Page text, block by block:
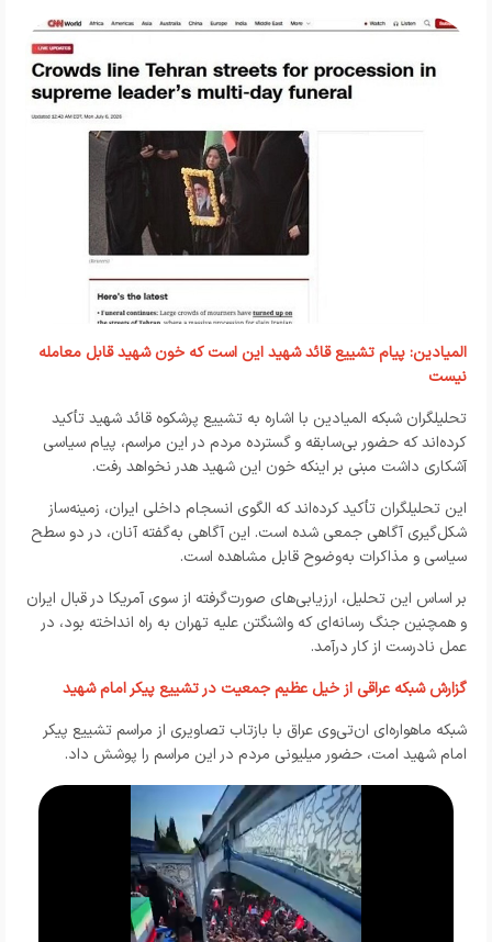
المیادین: پیام تشییع قائد شهید این است که خون شهید قابل معامله
نیست
تحلیلگران شبکه المیادین با اشاره به تشییع پرشکوه قائد شهید تأکید
کرده‌اند که حضور بی‌سابقه و گسترده مردم در این مراسم، پیام سیاسی
آشکاری داشت مبنی بر اینکه خون این شهید هدر نخواهد رفت.
این تحلیلگران تأکید کرده‌اند که الگوی انسجام داخلی ایران، زمینه‌ساز
شکل‌گیری آگاهی جمعی شده است. این آگاهی به‌گفته آنان، در دو سطح
سیاسی و مذاکرات به‌وضوح قابل مشاهده است.
بر اساس این تحلیل، ارزیابی‌های صورت‌گرفته از سوی آمریکا در قبال ایران
و همچنین جنگ رسانه‌ای که واشنگتن علیه تهران به راه انداخته بود، در
عمل نادرست از کار درآمد.
گزارش شبکه عراقی از خیل عظیم جمعیت در تشییع پیکر امام شهید
شبکه ماهواره‌ای ان‌تی‌وی عراق با بازتاب تصاویری از مراسم تشییع پیکر
امام شهید امت، حضور میلیونی مردم در این مراسم را پوشش داد.